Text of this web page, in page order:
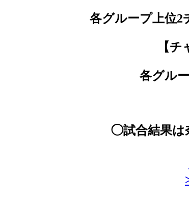
各グループ上位2
【
各グル
◯試合結果は